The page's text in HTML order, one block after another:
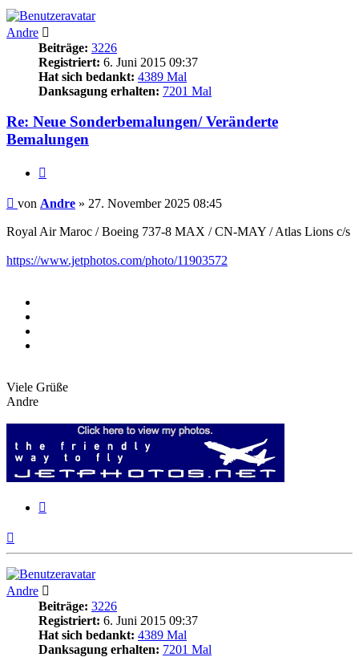
Andre
Beiträge: 3226
Registriert: 6. Juni 2015 09:37
Hat sich bedankt: 4389 Mal
Danksagung erhalten: 7201 Mal
Re: Neue Sonderbemalungen/ Veränderte
Bemalungen
Beitrag
von Andre » 27. November 2025 08:45
Royal Air Maroc / Boeing 737-8 MAX / CN-MAY / Atlas Lions c/s
https://www.jetphotos.com/photo/11903572
Viele Grüße
Andre
Andre
Beiträge: 3226
Registriert: 6. Juni 2015 09:37
Hat sich bedankt: 4389 Mal
Danksagung erhalten: 7201 Mal